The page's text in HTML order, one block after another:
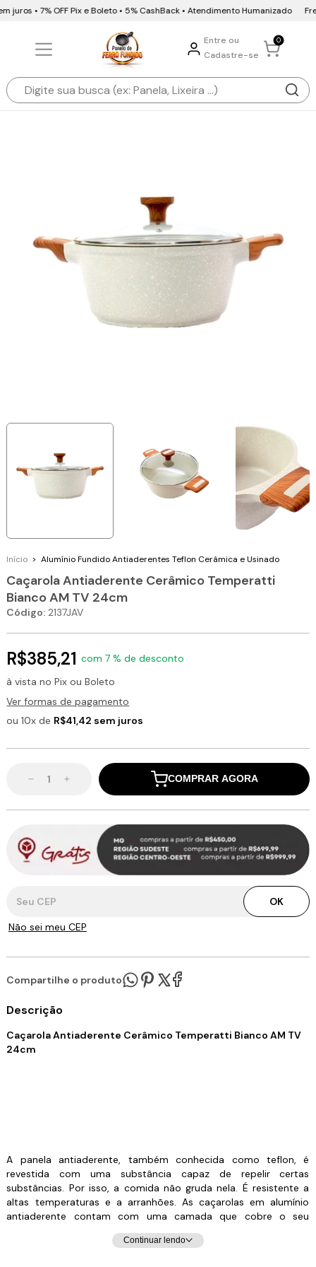
• 7% OFF Pix e Boleto • 5% CashBack • Atendimento Humanizado
Entre ou
Cadastre-se
0
Início > Alumínio Fundido Antiaderentes Teflon Cerâmica e Usinado
Caçarola Antiaderente Cerâmico Temperatti
Bianco AM TV 24cm
Código: 2137JAV
R$385,21 com 7 % de desconto
à vista no Pix ou Boleto
Ver formas de pagamento
ou 10x de R$41,42 sem juros
COMPRAR AGORA
OK
Não sei meu CEP
Compartilhe o produto:
Descrição
Caçarola Antiaderente Cerâmico Temperatti Bianco AM TV
24cm
A panela antiaderente, também conhecida como teflon, é
revestida com uma substância capaz de repelir certas
substâncias. Por isso, a comida não gruda nela. É resistente a
altas temperaturas e a arranhões. As caçarolas em alumínio
antiaderente contam com uma camada que cobre o seu
material e evita que o alimento grude em seu interior. Dessa
forma, contribuem para uma culinária saudável, dispensando o
Continuar lendo